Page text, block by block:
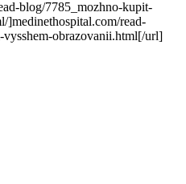
blog/7785_mozhno-kupit-
]medinethospital.com/read-
obrazovanii.html[/url]